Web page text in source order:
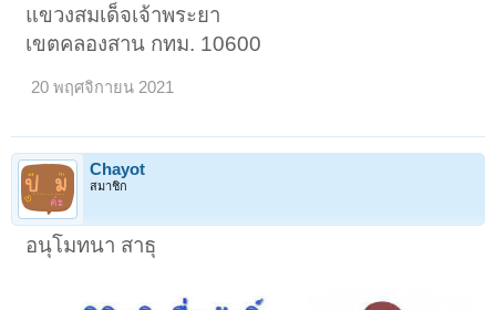
แขวงสมเด็จเจ้าพระยา
เขตคลองสาน กทม. 10600
20 พฤศจิกายน 2021
Chayot
สมาชิก
อนุโมทนา สาธุ